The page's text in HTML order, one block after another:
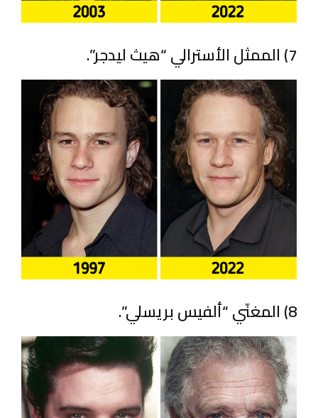
7) الممثل الأسترالي “هيث ليدجر”.
8) المغنّي “ألفيس بريسلي”.